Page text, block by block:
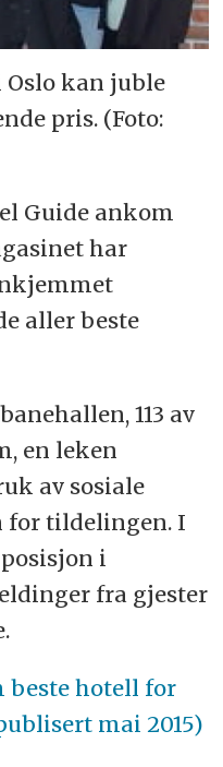
Oslo kan juble
pris. (Foto:
Guide ankom
har
aller beste
113 av
en leken
av sosiale
for tildelingen. I
i
fra gjester
beste hotell for
mai 2015)